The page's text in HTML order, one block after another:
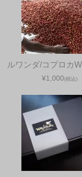
ルワンダ/コプロカ
¥1,000(税込)